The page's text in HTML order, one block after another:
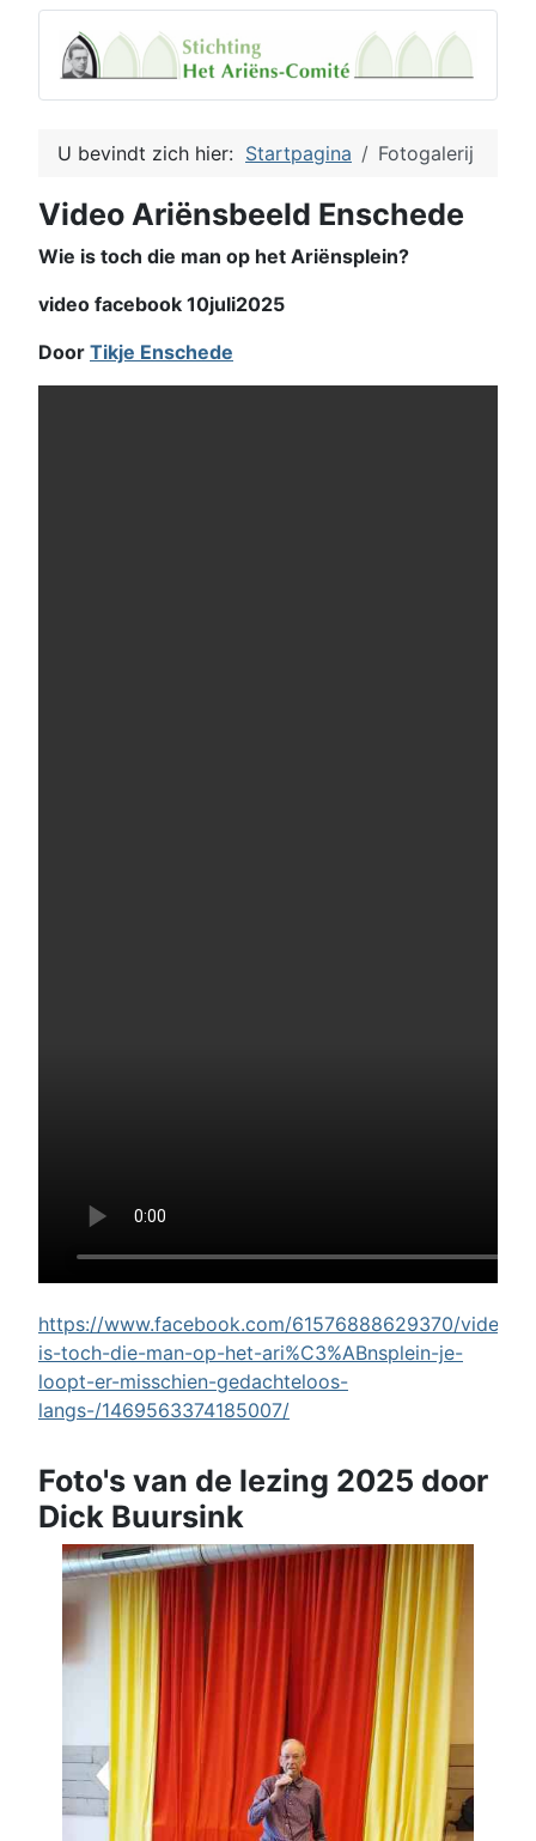
U bevindt zich hier: Startpagina Fotogalerij
Video Ariënsbeeld Enschede
Wie is toch die man op het Ariënsplein?
video facebook 10juli2025
Door Tikje Enschede
https://www.facebook.com/61576888629370/videos/
is-toch-die-man-op-het-ari%C3%ABnsplein-je-
loopt-er-misschien-gedachteloos-
langs-/1469563374185007/
Foto's van de lezing 2025 door
Dick Buursink